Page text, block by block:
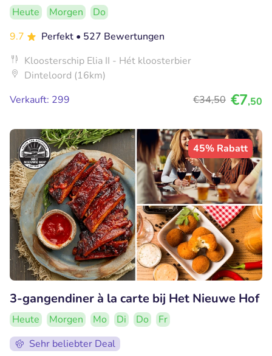
Heute Morgen
Do
9.7
Perfekt • 527 Bewertungen
Kloosterschip Elia II - Hét kloosterbier
Dinteloord (16km)
Verkauft: 299
€34,50 €7,50
45% Rabatt
3-gangendiner à la carte bij Het Nieuwe Hof
Heute Morgen Mo Di Do
Fr
Sehr beliebter Deal